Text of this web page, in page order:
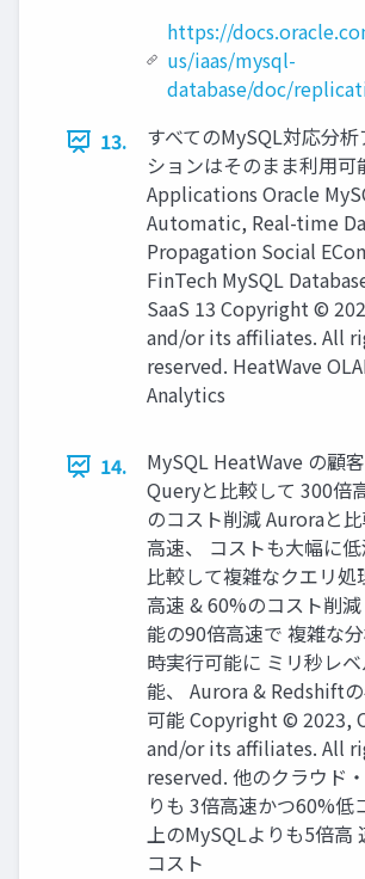
https://
us/iaas/mysql-
database/doc/
13.
すべてのMySQL対応分
ションはそのまま利⽤可
Applications Oracle
Automatic, Real-time
Propagation Social
FinTech MySQL
SaaS 13 Copyright ©
and/or its affiliates. All
reserved. HeatWave
Analytics
14.
MySQL HeatWave の顧
Queryと⽐較して 300倍
のコスト削減 Auroraと
⾼速、 コストも⼤幅に
⽐較して複雑なクエリ処
⾼速 & 60%のコスト削
能の90倍⾼速で 複雑な
時実⾏可能に ミリ秒レ
能、 Aurora & Redshift
可能 Copyright © 2023,
and/or its affiliates. All
reserved. 他のクラウド
りも 3倍⾼速かつ60%低
上のMySQLよりも5倍⾼
コスト